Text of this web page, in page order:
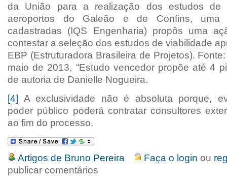
da União para a realização dos estudos de
aeroportos do Galeão e de Confins, uma
cadastradas (IQS Engenharia) propôs uma
contestar a seleção dos estudos de viabilidade
EBP (Estruturadora Brasileira de Projetos).
maio de 2013, “Estudo vencedor propõe até 4
de autoria de Danielle Nogueira.
[4] A exclusividade não é absoluta porque,
poder público poderá contratar consultores
ao fim do processo.
Artigos de Bruno Pereira Faça o login ou
publicar comentários